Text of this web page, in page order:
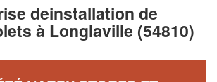
deinstallation de
à Longlaville (54810)